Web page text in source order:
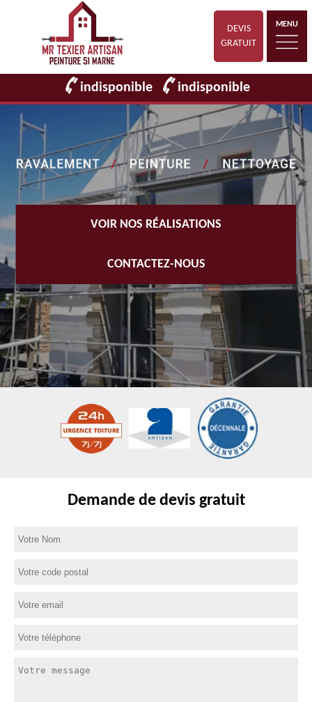
DEVIS
GRATUIT
MENU
indisponible indisponible
VOIR NOS RÉALISATIONS
CONTACTEZ-NOUS
Demande de devis gratuit